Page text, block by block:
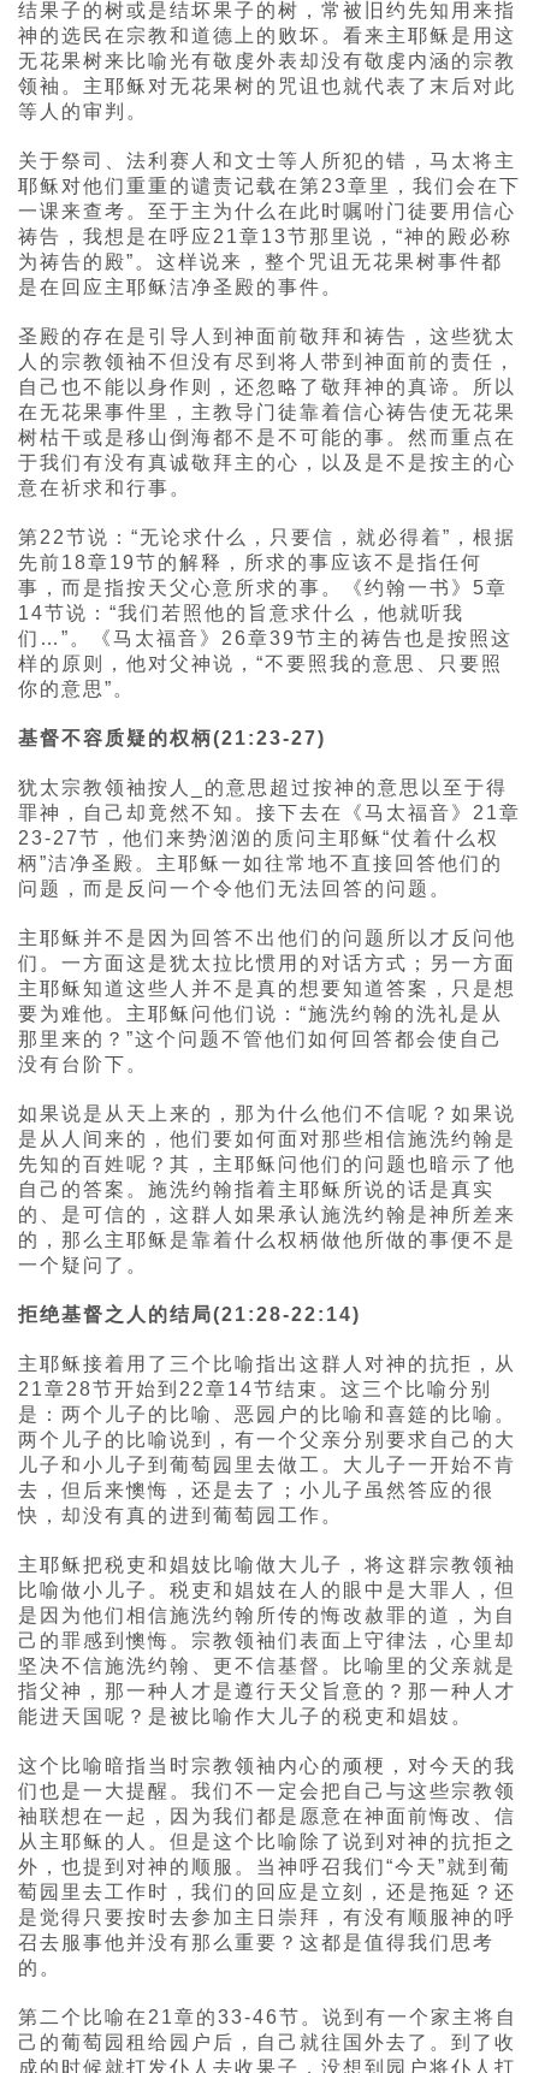
结果子的树或是结坏果子的树，常被旧约先知用来指
神的选民在宗教和道德上的败坏。看来主耶稣是用这
无花果树来比喻光有敬虔外表却没有敬虔内涵的宗教
领袖。主耶稣对无花果树的咒诅也就代表了末后对此
等人的审判。
关于祭司、法利赛人和文士等人所犯的错，马太将主
耶稣对他们重重的谴责记载在第23章里，我们会在下
一课来查考。至于主为什么在此时嘱咐门徒要用信心
祷告，我想是在呼应21章13节那里说，“神的殿必称
为祷告的殿”。这样说来，整个咒诅无花果树事件都
是在回应主耶稣洁净圣殿的事件。
圣殿的存在是引导人到神面前敬拜和祷告，这些犹太
人的宗教领袖不但没有尽到将人带到神面前的责任，
自己也不能以身作则，还忽略了敬拜神的真谛。所以
在无花果事件里，主教导门徒靠着信心祷告使无花果
树枯干或是移山倒海都不是不可能的事。然而重点在
于我们有没有真诚敬拜主的心，以及是不是按主的心
意在祈求和行事。
第22节说：“无论求什么，只要信，就必得着”，根据
先前18章19节的解释，所求的事应该不是指任何
事，而是指按天父心意所求的事。《约翰一书》5章
14节说：“我们若照他的旨意求什么，他就听我
们…”。《马太福音》26章39节主的祷告也是按照这
样的原则，他对父神说，“不要照我的意思、只要照
你的意思”。
基督不容质疑的权柄(21:23-27)
犹太宗教领袖按人_的意思超过按神的意思以至于得
罪神，自己却竟然不知。接下去在《马太福音》21章
23-27节，他们来势汹汹的质问主耶稣“仗着什么权
柄”洁净圣殿。主耶稣一如往常地不直接回答他们的
问题，而是反问一个令他们无法回答的问题。
主耶稣并不是因为回答不出他们的问题所以才反问他
们。一方面这是犹太拉比惯用的对话方式；另一方面
主耶稣知道这些人并不是真的想要知道答案，只是想
要为难他。主耶稣问他们说：“施洗约翰的洗礼是从
那里来的？”这个问题不管他们如何回答都会使自己
没有台阶下。
如果说是从天上来的，那为什么他们不信呢？如果说
是从人间来的，他们要如何面对那些相信施洗约翰是
先知的百姓呢？其，主耶稣问他们的问题也暗示了他
自己的答案。施洗约翰指着主耶稣所说的话是真实
的、是可信的，这群人如果承认施洗约翰是神所差来
的，那么主耶稣是靠着什么权柄做他所做的事便不是
一个疑问了。
拒绝基督之人的结局(21:28-22:14)
主耶稣接着用了三个比喻指出这群人对神的抗拒，从
21章28节开始到22章14节结束。这三个比喻分别
是：两个儿子的比喻、恶园户的比喻和喜筵的比喻。
两个儿子的比喻说到，有一个父亲分别要求自己的大
儿子和小儿子到葡萄园里去做工。大儿子一开始不肯
去，但后来懊悔，还是去了；小儿子虽然答应的很
快，却没有真的进到葡萄园工作。
主耶稣把税吏和娼妓比喻做大儿子，将这群宗教领袖
比喻做小儿子。税吏和娼妓在人的眼中是大罪人，但
是因为他们相信施洗约翰所传的悔改赦罪的道，为自
己的罪感到懊悔。宗教领袖们表面上守律法，心里却
坚决不信施洗约翰、更不信基督。比喻里的父亲就是
指父神，那一种人才是遵行天父旨意的？那一种人才
能进天国呢？是被比喻作大儿子的税吏和娼妓。
这个比喻暗指当时宗教领袖内心的顽梗，对今天的我
们也是一大提醒。我们不一定会把自己与这些宗教领
袖联想在一起，因为我们都是愿意在神面前悔改、信
从主耶稣的人。但是这个比喻除了说到对神的抗拒之
外，也提到对神的顺服。当神呼召我们“今天”就到葡
萄园里去工作时，我们的回应是立刻，还是拖延？还
是觉得只要按时去参加主日崇拜，有没有顺服神的呼
召去服事他并没有那么重要？这都是值得我们思考
的。
第二个比喻在21章的33-46节。说到有一个家主将自
己的葡萄园租给园户后，自己就往国外去了。到了收
成的时候就打发仆人去收果子，没想到园户将仆人打